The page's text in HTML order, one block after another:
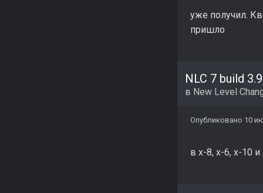
уже получил.
пришло
NLC 7 build
в New Level
Опубликовано 10
в х-8, х-6, х-10